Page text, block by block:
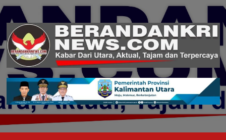
Skip
content